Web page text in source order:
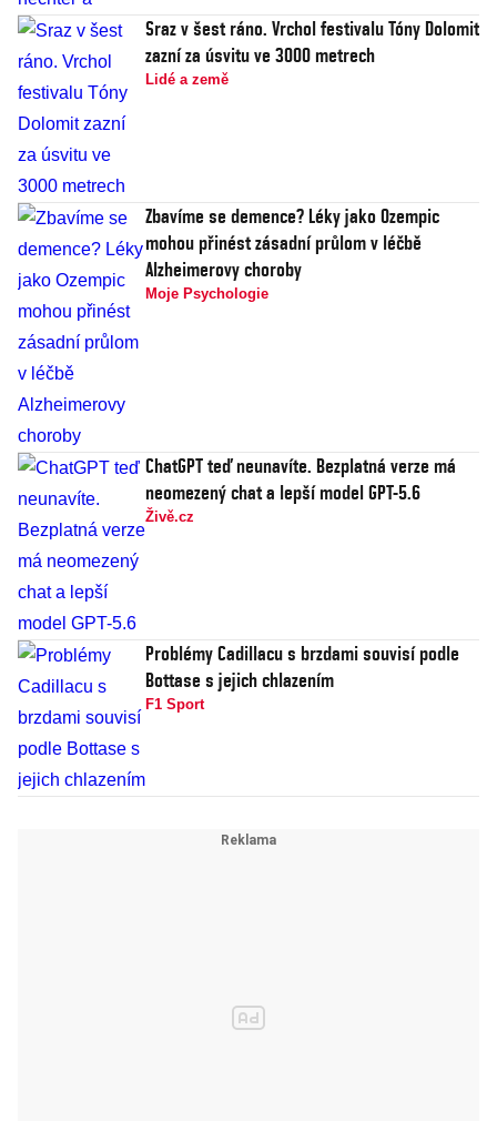
Sraz v šest ráno. Vrchol festivalu Tóny Dolomit
zazní za úsvitu ve 3000 metrech
Lidé a země
Zbavíme se demence? Léky jako Ozempic
mohou přinést zásadní průlom v léčbě
Alzheimerovy choroby
Moje Psychologie
ChatGPT teď neunavíte. Bezplatná verze má
neomezený chat a lepší model GPT-5.6
Živě.cz
Problémy Cadillacu s brzdami souvisí podle
Bottase s jejich chlazením
F1 Sport